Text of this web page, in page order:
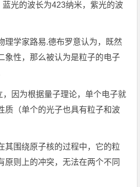
光的波长为423纳米，紫光的波
理学家路易.德布罗意认为，既然
象性，那么被认为是粒子的电子
因为根据量子理论，单个电子就
质（单个的光子也具有粒子和波
其围绕原子核的过程中，它的粒
原则上的冲突，无法在两个不同